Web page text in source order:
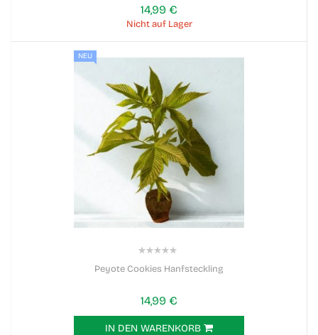
14,99 €
Nicht auf Lager
NEU
Peyote Cookies Hanfsteckling
14,99 €
IN DEN WARENKORB